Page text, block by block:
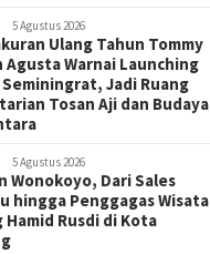
5 Agustus 2026
Ulang Tahun Tommy
Agusta Warnai Launching
Jadi Ruang
Tosan Aji dan Budaya
5 Agustus 2026
Wonokoyo, Dari Sales
hingga Penggagas Wisata
Hamid Rusdi di Kota